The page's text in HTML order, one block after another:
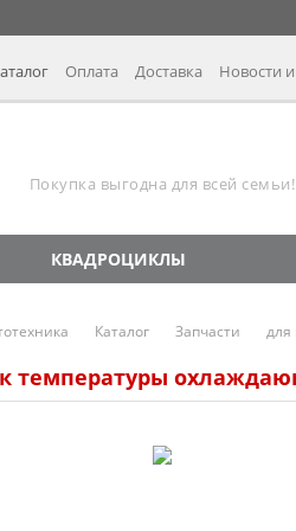
Оплата Доставка Новости
Покупка выгодна для всей семьи!
КВАДРОЦИКЛЫ
Каталог Запчасти для
температуры